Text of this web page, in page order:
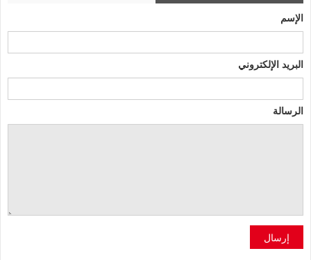
الإسم
البريد الإلكتروني
الرسالة
إرسال